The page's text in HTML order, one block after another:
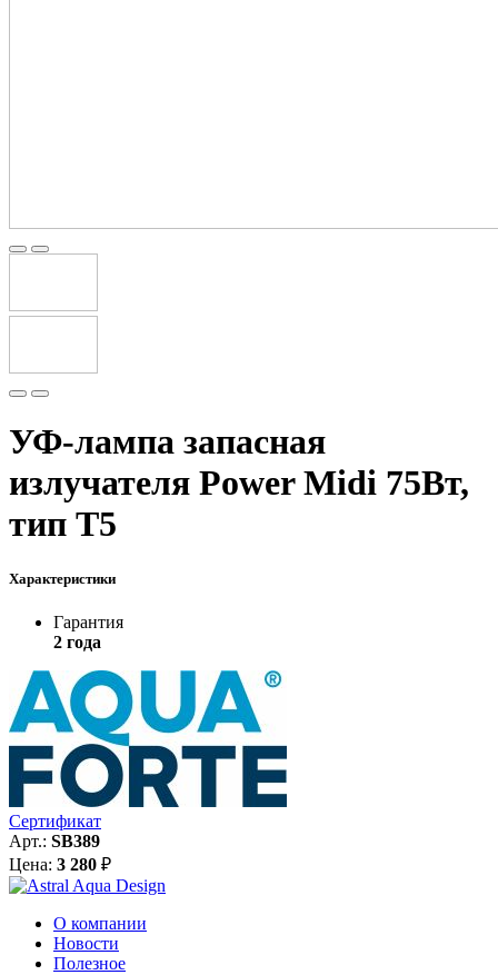
УФ-лампа запасная
излучателя Power Midi 75Вт,
тип T5
Характеристики
Гарантия
2 года
Сертификат
Арт.: SB389
Цена: 3 280 ₽
О компании
Новости
Полезное